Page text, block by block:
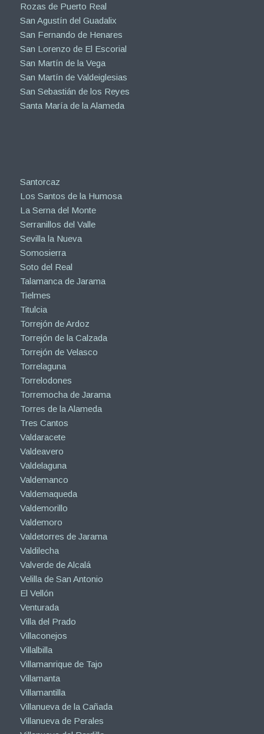
Rozas de Puerto Real
San Agustín del Guadalix
San Fernando de Henares
San Lorenzo de El Escorial
San Martín de la Vega
San Martín de Valdeiglesias
San Sebastián de los Reyes
Santa María de la Alameda
Santorcaz
Los Santos de la Humosa
La Serna del Monte
Serranillos del Valle
Sevilla la Nueva
Somosierra
Soto del Real
Talamanca de Jarama
Tielmes
Titulcia
Torrejón de Ardoz
Torrejón de la Calzada
Torrejón de Velasco
Torrelaguna
Torrelodones
Torremocha de Jarama
Torres de la Alameda
Tres Cantos
Valdaracete
Valdeavero
Valdelaguna
Valdemanco
Valdemaqueda
Valdemorillo
Valdemoro
Valdetorres de Jarama
Valdilecha
Valverde de Alcalá
Velilla de San Antonio
El Vellón
Venturada
Villa del Prado
Villaconejos
Villalbilla
Villamanrique de Tajo
Villamanta
Villamantilla
Villanueva de la Cañada
Villanueva de Perales